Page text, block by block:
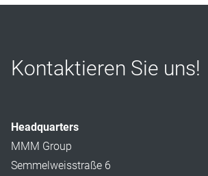
Kontaktieren Sie uns!
Headquarters
MMM Group
Semmelweisstraße 6